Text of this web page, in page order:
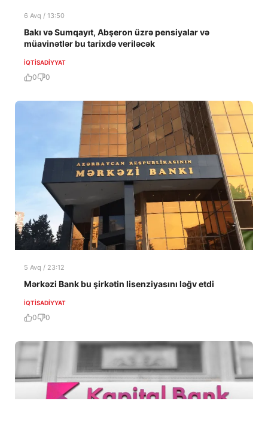
6 Avq / 13:50
Bakı və Sumqayıt, Abşeron üzrə pensiyalar və
müavinətlər bu tarixdə veriləcək
İQTISADIYYAT
0 0
5 Avq / 23:12
Mərkəzi Bank bu şirkətin lisenziyasını ləğv etdi
İQTISADIYYAT
0 0